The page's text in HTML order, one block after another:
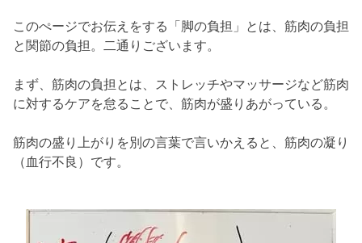
このぺージでお伝えをする「脚の負担」とは、筋肉の負担
と関節の負担。二通りございます。
まず、筋肉の負担とは、ストレッチやマッサージなど筋肉
に対するケアを怠ることで、筋肉が盛りあがっている。
筋肉の盛り上がりを別の言葉で言いかえると、筋肉の凝り
（血行不良）です。